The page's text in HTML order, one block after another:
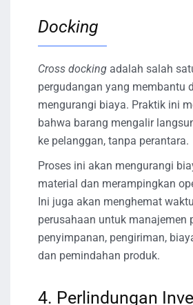
Docking
Cross docking adalah salah
pergudangan yang membantu
mengurangi biaya. Praktik ini
bahwa barang mengalir
ke pelanggan, tanpa perantara.
Proses ini akan mengurangi
material dan merampingkan
Ini juga akan menghemat
perusahaan untuk manajemen
penyimpanan, pengiriman,
dan pemindahan produk.
4. Perlindungan